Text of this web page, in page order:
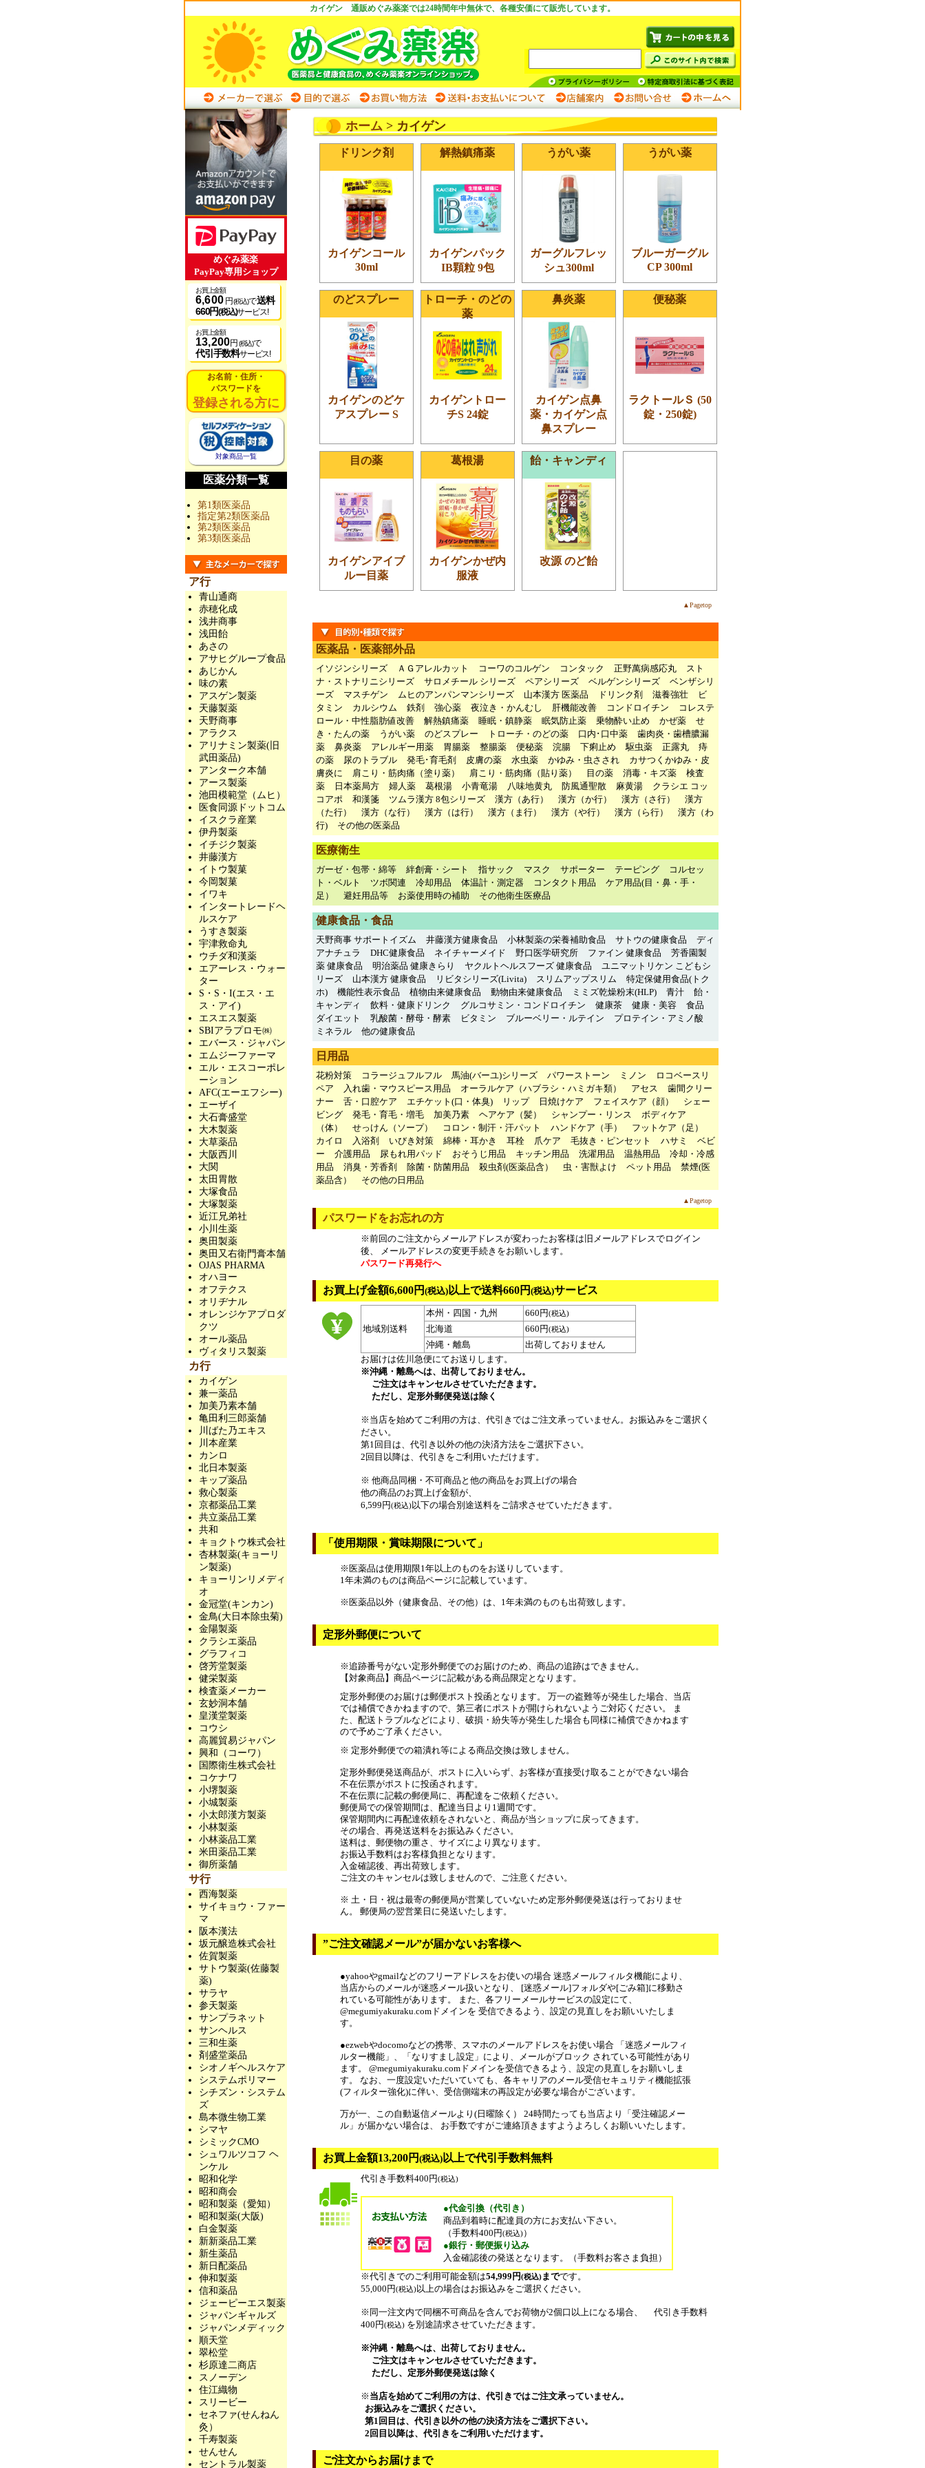
カイゲン 通販めぐみ薬楽では24時間年中無休で、各種安価にて販売しています。
ホーム> カイゲン
ドリンク剤
カイゲンコール
30ml
解熱鎮痛薬
カイゲンパック
IB顆粒 9包
うがい薬
ガーグルフレッ
シュ300ml
うがい薬
ブルーガーグル
CP 300ml
のどスプレー
カイゲンのどケ
アスプレー S
トローチ・のどの
薬
カイゲントロー
チS 24錠
鼻炎薬
カイゲン点鼻
薬・カイゲン点
鼻スプレー
便秘薬
ラクトールＳ (50
錠・250錠)
目の薬
カイゲンアイブ
ルー目薬
葛根湯
カイゲンかぜ内
服液
飴・キャンディ
改源 のど飴
▲Pagetop
医薬品・医薬部外品
イソジンシリーズ ＡＧアレルカット コーワのコルゲン コンタック 正野萬病感応丸
スト
ナ・ストナリニシリーズ
サロメチール シリーズ ペアシリーズ ベルゲンシリーズ
ベンザシリ
ーズ
マスチゲン ムヒのアンパンマンシリーズ 山本漢方 医薬品 ドリンク剤 滋養強壮
ビ
タミン
カルシウム 鉄剤 強心薬 夜泣き・かんむし 肝機能改善 コンドロイチン
コレステ
ロール・中性脂肪値改善
解熱鎮痛薬 睡眠・鎮静薬 眠気防止薬 乗物酔い止め かぜ薬
せ
き・たんの薬
うがい薬 のどスプレー トローチ・のどの薬 口内･口中薬
歯肉炎・歯槽膿漏
薬
鼻炎薬 アレルギー用薬 胃腸薬 整腸薬 便秘薬 浣腸 下痢止め 駆虫薬 正露丸
痔
の薬
尿のトラブル 発毛･育毛剤 皮膚の薬 水虫薬 かゆみ・虫さされ
カサつくかゆみ・皮
膚炎に
肩こり・筋肉痛（塗り薬） 肩こり・筋肉痛（貼り薬） 目の薬 消毒・キズ薬
検査
薬
日本薬局方 婦人薬 葛根湯 小青竜湯 八味地黄丸 防風通聖散 麻黄湯
クラシエ コッ
コアポ
和漢箋 ツムラ漢方 8包シリーズ 漢方（あ行） 漢方（か行） 漢方（さ行）
漢方
（た行）
漢方（な行） 漢方（は行） 漢方（ま行） 漢方（や行） 漢方（ら行）
漢方（わ
行)
その他の医薬品
医療衛生
ガーゼ・包帯・綿等 絆創膏・シート 指サック マスク サポーター テーピング
コルセッ
ト・ベルト
ツボ関連 冷却用品 体温計・測定器 コンタクト用品
ケア用品(目・鼻・手・
足）
避妊用品等 お薬使用時の補助 その他衛生医療品
健康食品・食品
天野商事 サポートイズム 井藤漢方健康食品 小林製薬の栄養補助食品 サトウの健康食品
ディ
アナチュラ
DHC健康食品 ネイチャーメイド 野口医学研究所 ファイン 健康食品
芳香園製
薬 健康食品
明治薬品 健康きらり ヤクルトヘルスフーズ 健康食品
ユニマットリケン こどもシ
リーズ
山本漢方 健康食品 リビタシリーズ(Livita) スリムアップスリム
特定保健用食品(トク
ホ)
機能性表示食品 植物由来健康食品 動物由来健康食品 ミミズ乾燥粉末(HLP) 青汁
飴・
キャンディ
飲料・健康ドリンク グルコサミン・コンドロイチン 健康茶 健康・美容
食品
ダイエット
乳酸菌・酵母・酵素 ビタミン ブルーベリー・ルテイン
プロテイン・アミノ酸
ミネラル
他の健康食品
日用品
花粉対策 コラージュフルフル 馬油(バーユ)シリーズ パワーストーン ミノン
ロコベースリ
ペア
入れ歯・マウスピース用品 オーラルケア（ハブラシ・ハミガキ類） アセス
歯間クリー
ナー
舌・口腔ケア エチケット(口・体臭) リップ 日焼けケア フェイスケア（顔）
シェー
ビング
発毛・育毛・増毛 加美乃素 ヘアケア（髪） シャンプー・リンス
ボディケア
（体）
せっけん（ソープ） コロン・制汗・汗パット ハンドケア（手）
フットケア（足）
カイロ
入浴剤 いびき対策 綿棒・耳かき 耳栓 爪ケア 毛抜き・ピンセット ハサミ
ベビ
ー
介護用品 尿もれ用パッド おそうじ用品 キッチン用品 洗濯用品 温熱用品
冷却・冷感
用品
消臭・芳香剤 除菌・防菌用品 殺虫剤(医薬品含） 虫・害獣よけ ペット用品
禁煙(医
薬品含）
その他の日用品
▲Pagetop
パスワードをお忘れの方
※前回のご注文からメールアドレスが変わったお客様は旧メールアドレスでログイン
後、 メールアドレスの変更手続きをお願いします。
パスワード再発行へ
お買上げ金額6,600円 (税込)以上で送料660円 (税込)サービス
地域別送料
本州・四国・九州 660円(税込)
北海道 660円(税込)
沖縄・離島
出荷しておりません
お届けは佐川急便にてお送りします。
※沖縄・離島へは、出荷しておりません。
ご注文はキャンセルさせていただきます。
ただし、定形外郵便発送は除く
※当店を始めてご利用の方は、代引きではご注文承っていません。お振込みをご選択く
ださい。
第1回目は、代引き以外の他の決済方法をご選択下さい。
2回目以降は、代引きをご利用いただけます。
※ 他商品同梱・不可商品と他の商品をお買上げの場合
他の商品のお買上げ金額が、
6,599円(税込)以下の場合別途送料をご請求させていただきます。
「使用期限・賞味期限について」
※医薬品は使用期限1年以上のものをお送りしています。
1年未満のものは商品ページに記載しています。
※医薬品以外（健康食品、その他）は、1年未満のものも出荷致します。
定形外郵便について
※追跡番号がない定形外郵便でのお届けのため、商品の追跡はできません。
【対象商品】商品ページに記載がある商品限定となります。
定形外郵便のお届けは郵便ポスト投函となります。 万一の盗難等が発生した場合、当店
では補償できかねますので、第三者にポストが開けられないようご対応ください。 ま
た、配送トラブルなどにより、破損・紛失等が発生した場合も同様に補償できかねます
ので予めご了承ください。
※ 定形外郵便での箱潰れ等による商品交換は致しません。
定形外郵便発送商品が、ポストに入いらず、お客様が直接受け取ることができない場合
不在伝票がポストに投函されます。
不在伝票に記載の郵便局に、再配達をご依頼ください。
郵便局での保管期間は、配達当日より1週間です。
保管期間内に再配達依頼をされないと、商品が当ショップに戻ってきます。
その場合、再発送送料をお振込みください。
送料は、郵便物の重さ、サイズにより異なります。
お振込手数料はお客様負担となります。
入金確認後、再出荷致します。
ご注文のキャンセルは致しませんので、ご注意ください。
※ 土・日・祝は最寄の郵便局が営業していないため定形外郵便発送は行っておりませ
ん。 郵便局の翌営業日に発送いたします。
”ご注文確認メール”が届かないお客様へ
●yahooやgmailなどのフリーアドレスをお使いの場合 迷惑メールフィルタ機能により、
当店からのメールが迷惑メール扱いとなり、 [迷惑メール]フォルダや[ごみ箱]に移動さ
れている可能性があります。 また、各フリーメールサービスの設定にて、
@megumiyakuraku.comドメインを 受信できるよう、設定の見直しをお願いいたしま
す。
●ezwebやdocomoなどの携帯、スマホのメールアドレスをお使い場合 「迷惑メールフィ
ルター機能」、「なりすまし設定」により、メールがブロック されている可能性があり
ます。 @megumiyakuraku.comドメインを受信できるよう、設定の見直しをお願いしま
す。 なお、一度設定いただいていても、各キャリアのメール受信セキュリティ機能拡張
(フィルター強化)に伴い、受信側端末の再設定が必要な場合がございます。
万が一、この自動返信メールより(日曜除く） 24時間たっても当店より「受注確認メー
ル」が届かない場合は、 お手数ですがご連絡頂きますようよろしくお願いいたします。
お買上金額13,200円 (税込)以上で代引手数料無料
代引き手数料400円(税込)
●代金引換（代引き）
商品到着時に配達員の方にお支払い下さい。
（手数料400円(税込)）
●銀行・郵便振り込み
入金確認後の発送となります。（手数料お客さま負担）
※代引きでのご利用可能金額は54,999円(税込)までです。
55,000円(税込)以上の場合はお振込みをご選択ください。
※同一注文内で同梱不可商品を含んでお荷物が2個口以上になる場合、 代引き手数料
400円(税込)を別途請求させていただきます。
※沖縄・離島へは、出荷しておりません。
ご注文はキャンセルさせていただきます。
ただし、定形外郵便発送は除く
※ 当店を始めてご利用の方は、代引きではご注文承っていません。
お振込みをご選択ください。
第1回目は、代引き以外の他の決済方法をご選択下さい。
2回目以降は、代引きをご利用いただけます。
ご注文からお届けまで
めぐみ薬楽
PayPay専用ショップ
お買上金額
6,600 円(税込)で送料
660円(税込)サービス!
お買上金額
13,200円 (税込)で
代引手数料サービス!
お名前・住所・
パスワードを
登録される方に
対象商品一覧
医薬分類一覧
第1類医薬品
指定第2類医薬品
第2類医薬品
第3類医薬品
ア行
青山通商
赤穂化成
浅井商事
浅田飴
あさの
アサヒグループ食品
あじかん
味の素
アスゲン製薬
天藤製薬
天野商事
アラクス
アリナミン製薬(旧
武田薬品)
アンターク本舗
アース製薬
池田模範堂（ムヒ）
医食同源ドットコム
イスクラ産業
伊丹製薬
イチジク製薬
井藤漢方
イトウ製菓
今岡製菓
イワキ
インタートレードヘ
ルスケア
うすき製薬
宇津救命丸
ウチダ和漢薬
エアーレス・ウォー
ター
S・S・I(エス・エ
ス・アイ)
エスエス製薬
SBIアラプロモ㈱
エバース・ジャパン
エムジーファーマ
エル・エスコーポレ
ーション
AFC(エーエフシー)
エーザイ
大石膏盛堂
大木製薬
大草薬品
大阪西川
大関
太田胃散
大塚食品
大塚製薬
近江兄弟社
小川生薬
奥田製薬
奥田又右衛門膏本舗
OJAS PHARMA
オハヨー
オフテクス
オリヂナル
オレンジケアプロダ
クツ
オール薬品
ヴィタリス製薬
カ行
カイゲン
兼一薬品
加美乃素本舗
亀田利三郎薬舗
川ばた乃エキス
川本産業
カンロ
北日本製薬
キップ薬品
救心製薬
京都薬品工業
共立薬品工業
共和
キョクトウ株式会社
杏林製薬(キョーリ
ン製薬)
キョーリンリメディ
オ
金冠堂(キンカン)
金鳥(大日本除虫菊)
金陽製薬
クラシエ薬品
グラフィコ
啓芳堂製薬
健栄製薬
検査薬メーカー
玄妙洞本舗
皇漢堂製薬
コウシ
高麗貿易ジャパン
興和（コーワ）
国際衛生株式会社
コケナワ
小堺製薬
小城製薬
小太郎漢方製薬
小林製薬
小林薬品工業
米田薬品工業
御所薬舗
サ行
西海製薬
サイキョウ・ファー
マ
阪本漢法
坂元醸造株式会社
佐賀製薬
サトウ製薬(佐藤製
薬)
サラヤ
参天製薬
サンプラネット
サンヘルス
三和生薬
剤盛堂薬品
シオノギヘルスケア
システムポリマー
シチズン・システム
ズ
島本微生物工業
シマヤ
シミックCMO
シュワルツコフ ヘ
ンケル
昭和化学
昭和商会
昭和製薬（愛知）
昭和製薬(大阪)
白金製薬
新新薬品工業
新生薬品
新日配薬品
伸和製薬
信和薬品
ジェーピーエス製薬
ジャパンギャルズ
ジャパンメディック
順天堂
翠松堂
杉原達二商店
スノーデン
住江織物
スリービー
セネファ(せんねん
灸）
千寿製薬
せんせん
セントラル製薬